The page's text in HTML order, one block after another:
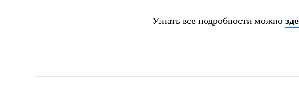
Узнать все подробности можно